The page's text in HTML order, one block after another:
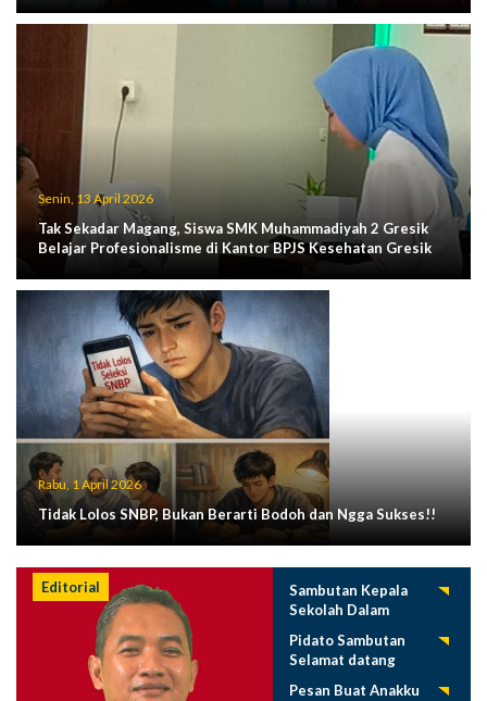
Senin, 13 April 2026
Tak Sekadar Magang, Siswa SMK Muhammadiyah 2 Gresik
Belajar Profesionalisme di Kantor BPJS Kesehatan Gresik
Rabu, 1 April 2026
Tidak Lolos SNBP, Bukan Berarti Bodoh dan Ngga Sukses!!
Editorial
Sambutan Kepala
Sekolah Dalam
Pelepasan Siswa
Tahun 2025
Pidato Sambutan
Selamat datang
Pesan Buat Anakku